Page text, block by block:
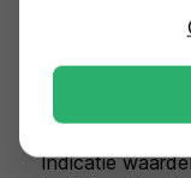
Extra diepte
Inbraakwerende
Indicatie